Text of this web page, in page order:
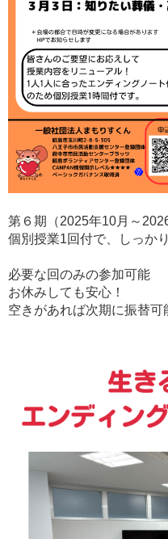
第６期（2025年10月～
個別授業1回付で、しっか
必要な回のみの参加可能
お休みしても安心！
空きがあれば次期に振替可